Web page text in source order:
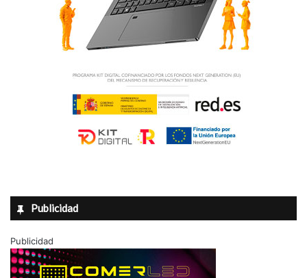
Publicidad
Publicidad